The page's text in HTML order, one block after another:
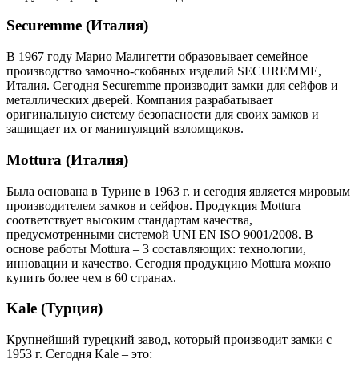
Securemme (Италия)
В 1967 году Марио Малигетти образовывает семейное
производство замочно-скобяных изделий SECUREMME,
Италия. Сегодня Securemme производит замки для сейфов и
металлических дверей. Компания разрабатывает
оригинальную систему безопасности для своих замков и
защищает их от манипуляций взломщиков.
Mottura (Италия)
Была основана в Турине в 1963 г. и сегодня является мировым
производителем замков и сейфов. Продукция Mottura
соответствует высоким стандартам качества,
предусмотренными системой UNI EN ISO 9001/2008. В
основе работы Mottura – 3 составляющих: технологии,
инновации и качество. Сегодня продукцию Mottura можно
купить более чем в 60 странах.
Kale (Турция)
Крупнейший турецкий завод, который производит замки с
1953 г. Сегодня Kale – это: